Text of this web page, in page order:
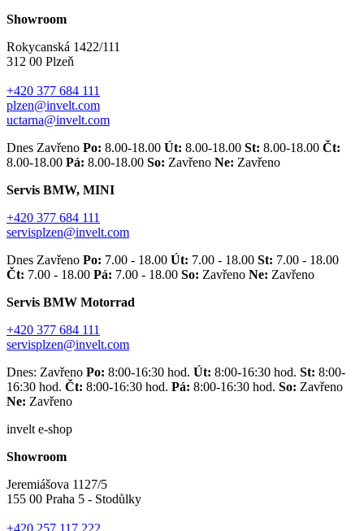
Showroom
Rokycanská 1422/111
312 00 Plzeň
+420 377 684 111
plzen@invelt.com
uctarna@invelt.com
Dnes Zavřeno Po: 8.00-18.00 Út: 8.00-18.00 St: 8.00-18.00 Čt:
8.00-18.00 Pá: 8.00-18.00 So: Zavřeno Ne: Zavřeno
Servis BMW, MINI
+420 377 684 111
servisplzen@invelt.com
Dnes Zavřeno Po: 7.00 - 18.00 Út: 7.00 - 18.00 St: 7.00 - 18.00
Čt: 7.00 - 18.00 Pá: 7.00 - 18.00 So: Zavřeno Ne: Zavřeno
Servis BMW Motorrad
+420 377 684 111
servisplzen@invelt.com
Dnes: Zavřeno Po: 8:00-16:30 hod. Út: 8:00-16:30 hod. St: 8:00-
16:30 hod. Čt: 8:00-16:30 hod. Pá: 8:00-16:30 hod. So: Zavřeno
Ne: Zavřeno
invelt e-shop
Showroom
Jeremiášova 1127/5
155 00 Praha 5 - Stodůlky
+420 257 117 222